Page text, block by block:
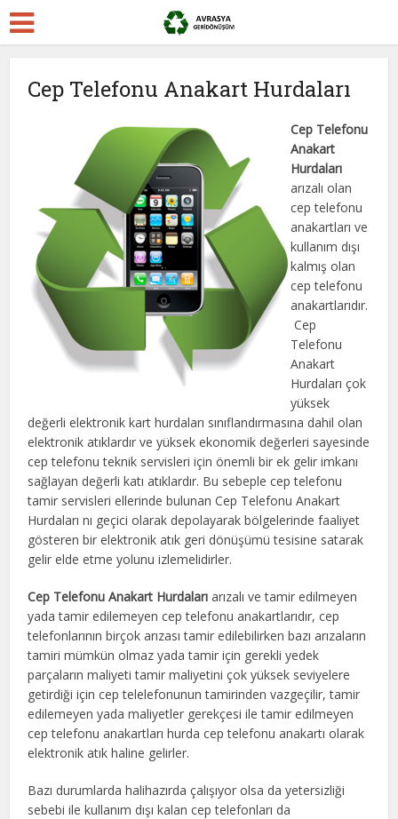
Cep Telefonu Anakart Hurdaları
Cep Telefonu
Anakart
Hurdaları
arızalı olan
cep telefonu
anakartları ve
kullanım dışı
kalmış olan
cep telefonu
anakartlarıdır.
Cep
Telefonu
Anakart
Hurdaları çok
yüksek
değerli elektronik kart hurdaları sınıflandırmasına dahil olan
elektronik atıklardır ve yüksek ekonomik değerleri sayesinde
cep telefonu teknik servisleri için önemli bir ek gelir imkanı
sağlayan değerli katı atıklardır. Bu sebeple cep telefonu
tamir servisleri ellerinde bulunan Cep Telefonu Anakart
Hurdaları nı geçici olarak depolayarak bölgelerinde faaliyet
gösteren bir elektronik atık geri dönüşümü tesisine satarak
gelir elde etme yolunu izlemelidirler.
Cep Telefonu Anakart Hurdaları arızalı ve tamir edilmeyen
yada tamir edilemeyen cep telefonu anakartlarıdır, cep
telefonlarının birçok arızası tamir edilebilirken bazı arızaların
tamiri mümkün olmaz yada tamir için gerekli yedek
parçaların maliyeti tamir maliyetini çok yüksek seviyelere
getirdiği için cep telelefonunun tamirinden vazgeçilir, tamir
edilemeyen yada maliyetler gerekçesi ile tamir edilmeyen
cep telefonu anakartları hurda cep telefonu anakartı olarak
elektronik atık haline gelirler.
Bazı durumlarda halihazırda çalışıyor olsa da yetersizliği
sebebi ile kullanım dışı kalan cep telefonları da